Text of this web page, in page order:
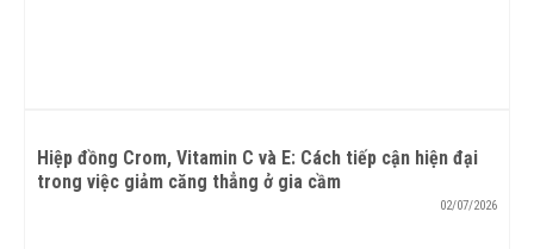
Hiệp đồng Crom, Vitamin C và E: Cách tiếp cận hiện đại
trong việc giảm căng thẳng ở gia cầm
02/07/2026